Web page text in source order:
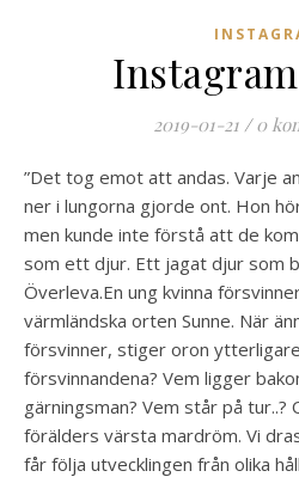
2019-01-21 / 0
”Det tog emot att andas. Varje andetag hon försökte dra
ner i lungorna gjorde ont. Hon
men kunde inte förstå att de
som ett djur. Ett jagat djur som
Överleva.️En ung kvinna
värmländska orten Sunne. När
försvinner, stiger oron
försvinnandena? Vem ligger
gärningsman? Vem står på tur..?
förälders värsta mardröm. Vi
får följa utvecklingen från olika